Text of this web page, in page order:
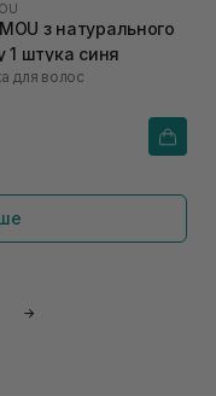
з натурального
1 штука синя
для волос
→